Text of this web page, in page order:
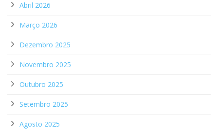
Abril 2026
Março 2026
Dezembro 2025
Novembro 2025
Outubro 2025
Setembro 2025
Agosto 2025